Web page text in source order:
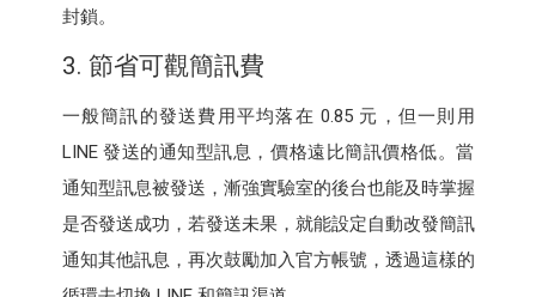
封鎖。
3. 節省可觀簡訊費
一般簡訊的發送費用平均落在 0.85 元，但一則用
LINE 發送的通知型訊息，價格遠比簡訊價格低。當
通知型訊息被發送，漸強實驗室的後台也能及時掌握
是否發送成功，若發送未果，就能設定自動改發簡訊
通知其他訊息，再次鼓勵加入官方帳號，透過這樣的